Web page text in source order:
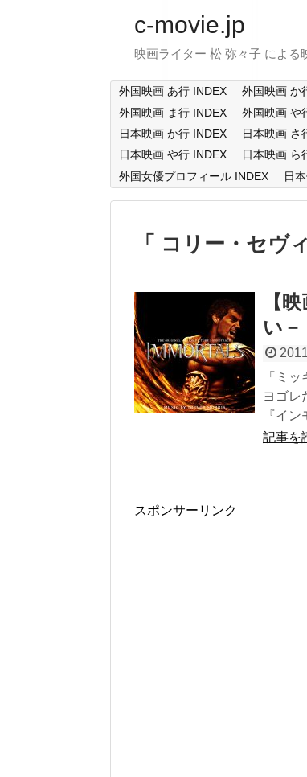
c-movie.jp
映画ライター 松 弥々子 による
外国映画 あ行 INDEX 外国映画 か
外国映画 ま行 INDEX
外国映画 や
日本映画 か行 INDEX
日本映画 さ
日本映画 や行 INDEX
日本映画 ら
外国女優プロフィール INDEX
日
コリー・セヴ
【
い
「ミ
ヨゴレ
『イ
記事を
スポンサーリンク